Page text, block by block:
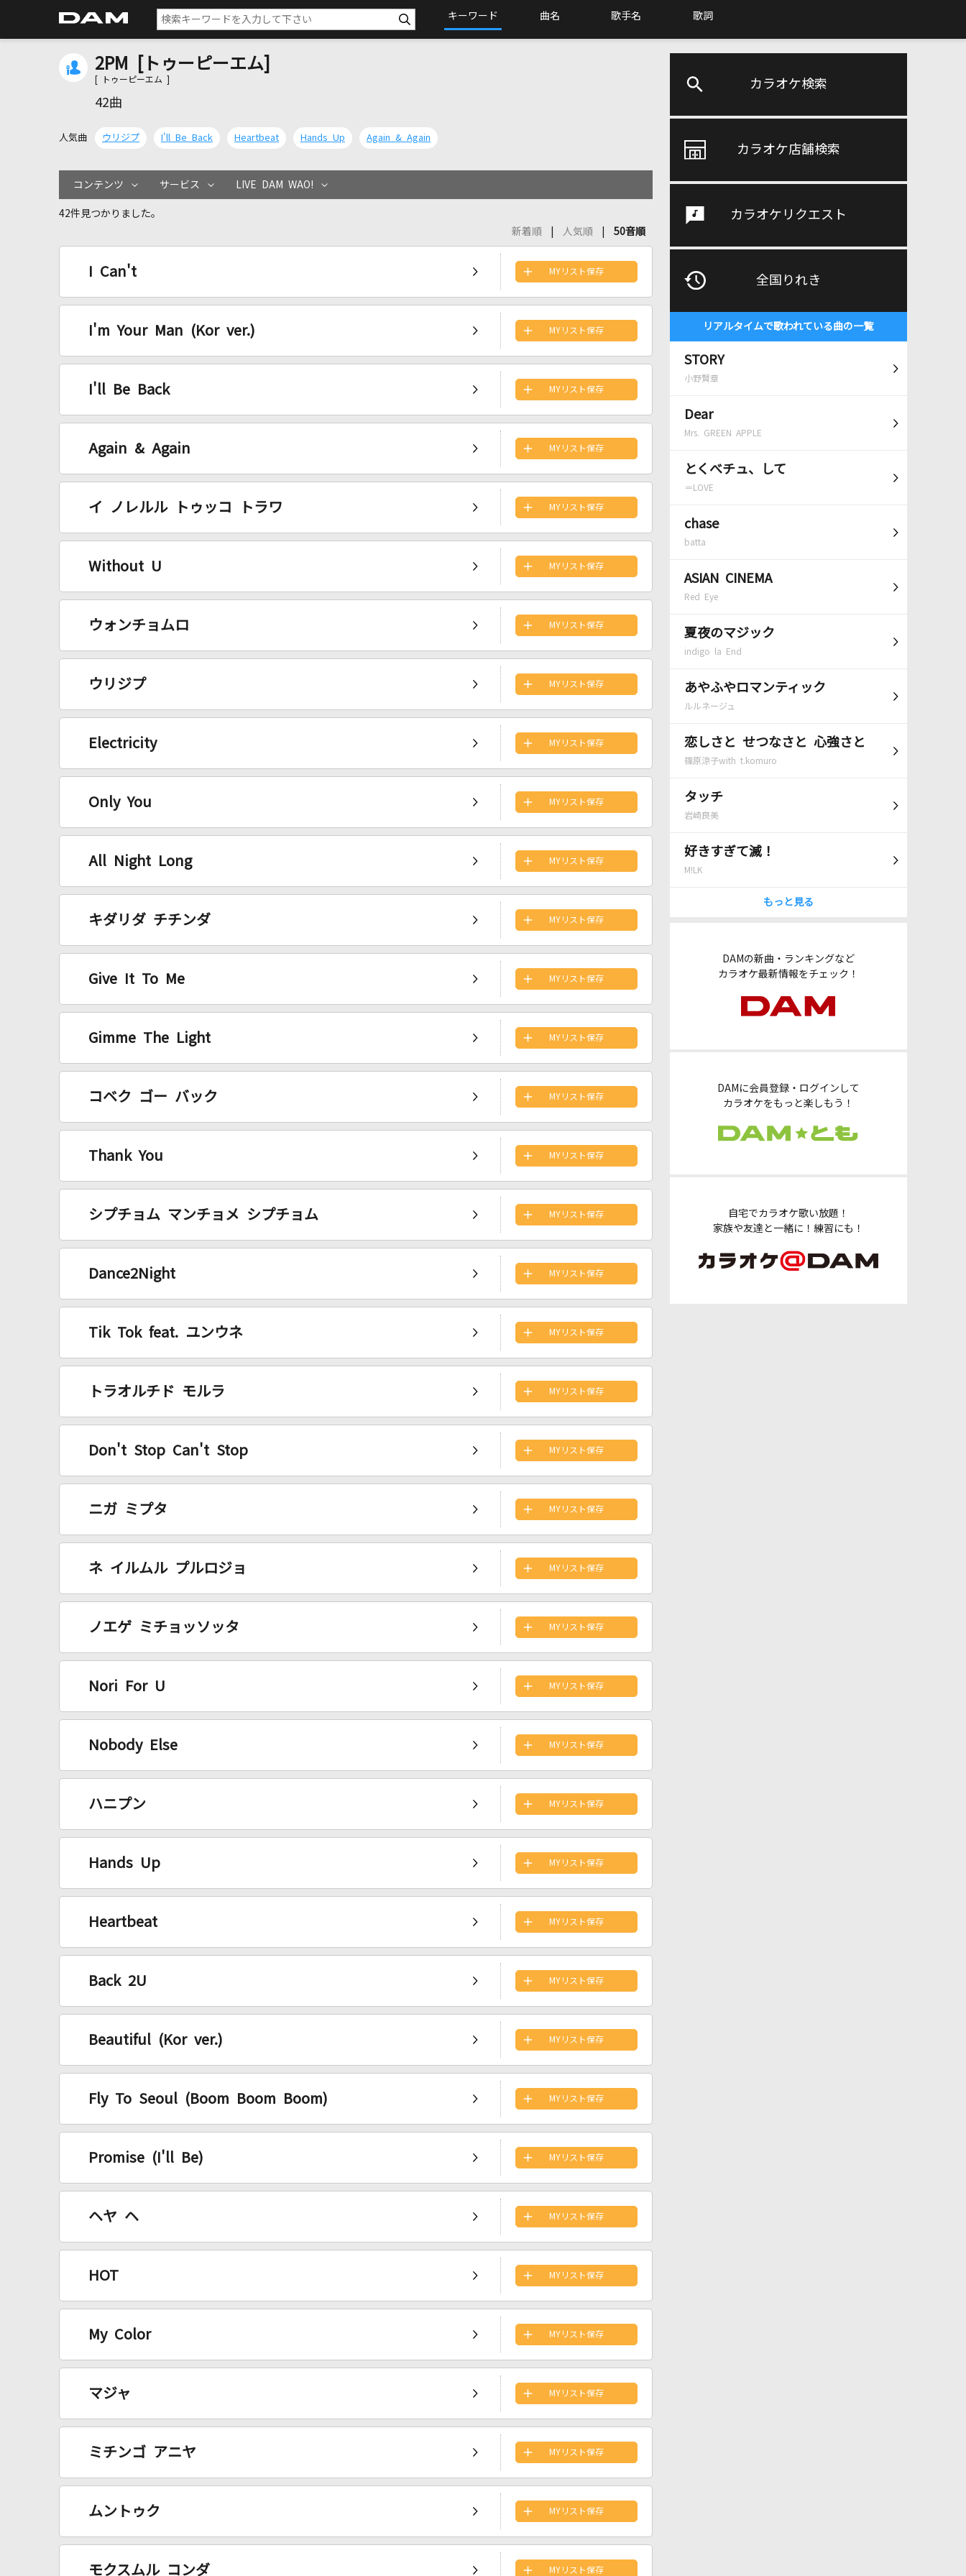
キーワード 曲名 歌手名 歌詞
カラオケ検索
カラオケ店舗検索
カラオケリクエスト
全国りれき
リアルタイムで歌われている曲の一覧
STORY
小野賢章
Dear
Mrs. GREEN APPLE
とくべチュ、して
＝LOVE
chase
batta
ASIAN CINEMA
Red Eye
夏夜のマジック
indigo la End
あやふやロマンティック
ルルネージュ
恋しさと せつなさと 心強さと
篠原涼子with t.komuro
タッチ
岩崎良美
好きすぎて滅！
M!LK
もっと見る
DAMの新曲・ランキングなど
カラオケ最新情報をチェック！
DAMに会員登録・ログインして
カラオケをもっと楽しもう！
自宅でカラオケ歌い放題！
家族や友達と一緒に！練習にも！
2PM [トゥーピーエム]
[ トゥーピーエム ]
42曲
人気曲 ウリジプ I'll Be Back Heartbeat Hands Up Again & Again
コンテンツ サービス LIVE DAM WAO!
42件見つかりました。
新着順
人気順 50音順
I Can't MYリスト保存
I'm Your Man (Kor ver.) MYリスト保存
I'll Be Back MYリスト保存
Again & Again MYリスト保存
イ ノレルル トゥッコ トラワ MYリスト保存
Without U MYリスト保存
ウォンチョムロ MYリスト保存
ウリジプ MYリスト保存
Electricity MYリスト保存
Only You MYリスト保存
All Night Long MYリスト保存
キダリダ チチンダ MYリスト保存
Give It To Me MYリスト保存
Gimme The Light MYリスト保存
コベク ゴー バック MYリスト保存
Thank You MYリスト保存
シプチョム マンチョメ シプチョム MYリスト保存
Dance2Night MYリスト保存
Tik Tok feat. ユンウネ MYリスト保存
トラオルチド モルラ MYリスト保存
Don't Stop Can't Stop MYリスト保存
ニガ ミプタ MYリスト保存
ネ イルムル プルロジョ MYリスト保存
ノエゲ ミチョッソッタ MYリスト保存
Nori For U MYリスト保存
Nobody Else MYリスト保存
ハニプン MYリスト保存
Hands Up MYリスト保存
Heartbeat MYリスト保存
Back 2U MYリスト保存
Beautiful (Kor ver.) MYリスト保存
Fly To Seoul (Boom Boom Boom) MYリスト保存
Promise (I'll Be) MYリスト保存
ヘヤ ヘ MYリスト保存
HOT MYリスト保存
My Color MYリスト保存
マジャ MYリスト保存
ミチンゴ アニヤ MYリスト保存
ムントゥク MYリスト保存
モクスムル コンダ MYリスト保存